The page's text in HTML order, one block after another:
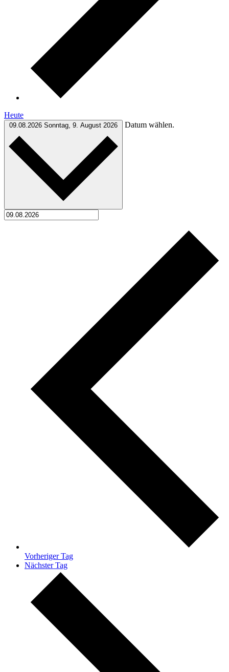
Heute
09.08.2026 Sonntag, 9. August 2026 Datum wählen.
Vorheriger Tag
Nächster Tag